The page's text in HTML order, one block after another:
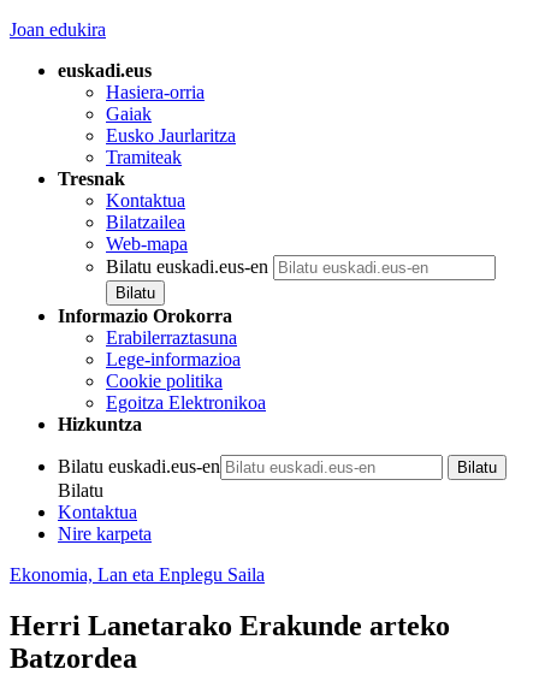
Joan edukira
euskadi.eus
Hasiera-orria
Gaiak
Eusko Jaurlaritza
Tramiteak
Tresnak
Kontaktua
Bilatzailea
Web-mapa
Bilatu euskadi.eus-en
Informazio Orokorra
Erabilerraztasuna
Lege-informazioa
Cookie politika
Egoitza Elektronikoa
Hizkuntza
Bilatu euskadi.eus-en
Bilatu
Kontaktua
Nire karpeta
Ekonomia, Lan eta Enplegu Saila
Herri Lanetarako Erakunde arteko
Batzordea